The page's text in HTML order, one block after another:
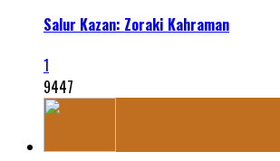
Salur Kazan: Zoraki Kahraman
1
9447